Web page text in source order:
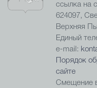
ссылка на
624097,
Верхняя
Единый
e-mail:
Порядок
сайте
Смещение